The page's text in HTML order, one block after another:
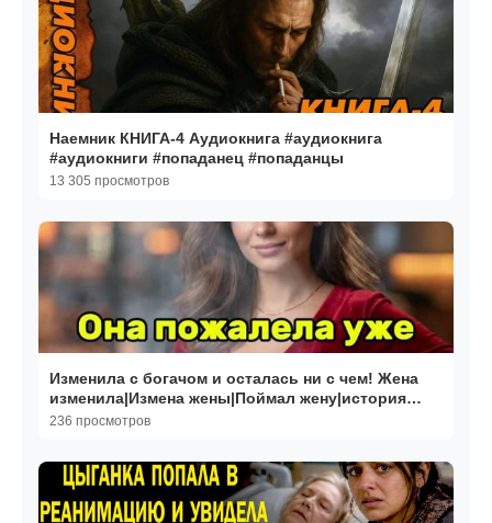
Наемник КНИГА-4 Аудиокнига #аудиокнига
#аудиокниги #попаданец #попаданцы
13 305 просмотров
Изменила с богачом и осталась ни с чем! Жена
изменила|Измена жены|Поймал жену|история
измен
236 просмотров